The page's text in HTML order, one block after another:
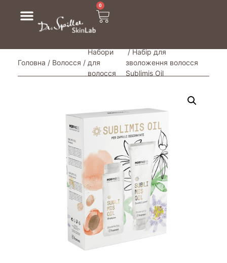
0
Головна / Волосся /
Набори
для
волосся
/ Набір для
зволоження волосся
Sublimis Oil